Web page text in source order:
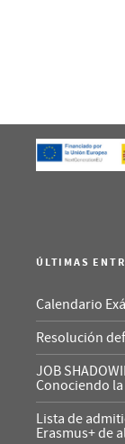
ÚLTIMAS
Calendario
Resolución
JOB
Conociendo
Lista de
Erasmus+ de